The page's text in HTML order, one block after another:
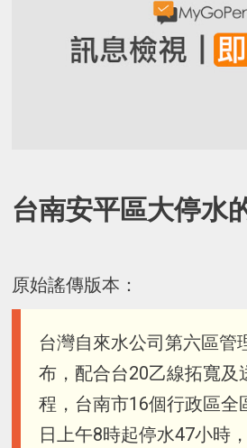
台南安平區大停水
原始謠傳版本：
台灣自來水公司第六區管
布，配合台20乙線拓寬及
程，台南市16個行政區全
日上午8時起停水47小時